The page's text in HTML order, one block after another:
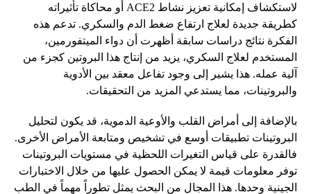
لاستكشاف إمكانية تعزيز نشاط ACE2 أو محاكاة تأثيراته
كطريقة جديدة لعلاج ارتفاع ضغط الدم والسكري. تدعم هذه
الفكرة نتائج دراسات سابقة أظهرت أن دواء الميتفورمين،
المستخدم لعلاج السكري، يزيد من إنتاج هذا البروتين كجزء من
آلية عمله. هذا يشير إلى وجود تفاعل معقد بين الأدوية
والبروتينات، مما يستدعي المزيد من التحقيقات.
بالإضافة إلى أمراض القلب والأوعية الدموية، قد يكون لتحليل
البروتينات تطبيقات أوسع في تشخيص ومتابعة الأمراض الأخرى.
فالقدرة على قياس التغيرات اللحظية في مستويات البروتينات
توفر معلومات قيمة لا يمكن الحصول عليها من خلال الاختبارات
الجينية وحدها. هذا المجال من البحث يمثل تطوراً مهماً في الطب